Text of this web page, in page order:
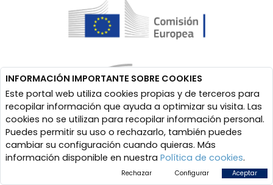
INFORMACIÓN IMPORTANTE SOBRE COOKIES
Este portal web utiliza cookies propias y de terceros para
recopilar información que ayuda a optimizar su visita. Las
cookies no se utilizan para recopilar información personal.
Puedes permitir su uso o rechazarlo, también puedes
cambiar su configuración cuando quieras. Más
información disponible en nuestra Política de cookies.
Rechazar Configurar Aceptar